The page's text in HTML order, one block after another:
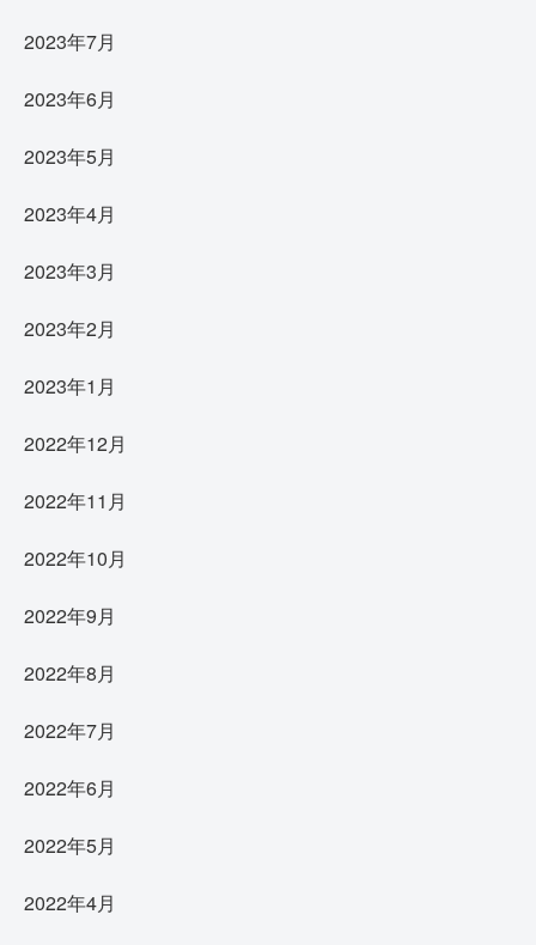
2023年7月
2023年6月
2023年5月
2023年4月
2023年3月
2023年2月
2023年1月
2022年12月
2022年11月
2022年10月
2022年9月
2022年8月
2022年7月
2022年6月
2022年5月
2022年4月